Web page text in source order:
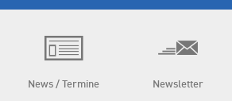
News / Termine Newsletter